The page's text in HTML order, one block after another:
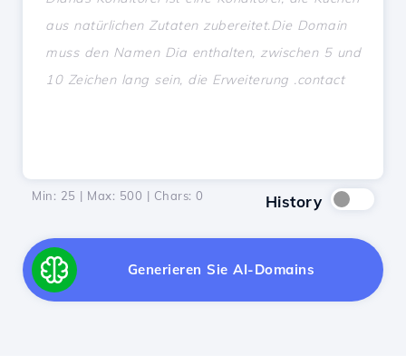
Min: 25 | Max: 500 | Chars: 0 History
Generieren Sie AI-Domains